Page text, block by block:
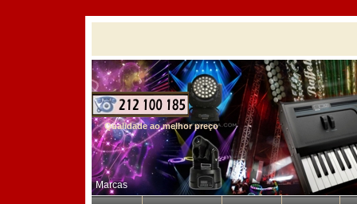
Qualidade ao melhor preço
Marcas